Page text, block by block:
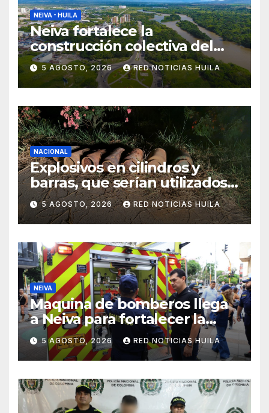
NEIVA - HUILA
Neiva fortalece la
construcción colectiva del
POT
5 AGOSTO, 2026 RED NOTICIAS HUILA
NACIONAL
Explosivos en cilindros y
barras, que serían utilizados
en Cali, fueron incautados
por la Policía
5 AGOSTO, 2026 RED NOTICIAS HUILA
NEIVA
Maquina de bomberos llega
a Neiva para fortalecer la
asistencia en las
emergencias ocasionadas
por el fenómeno del niño
5 AGOSTO, 2026 RED NOTICIAS HUILA